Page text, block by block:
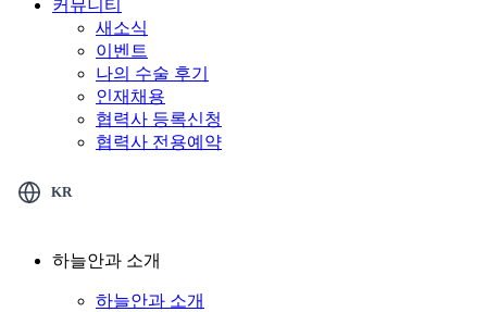
커뮤니티
새소식
이벤트
나의 수술 후기
인재채용
협력사 등록신청
협력사 전용예약
KR
하늘안과 소개
하늘안과 소개